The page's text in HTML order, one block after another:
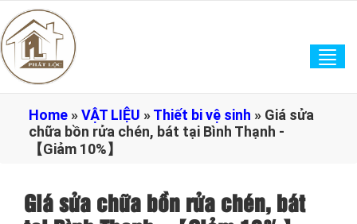
Home »VẬT LIỆU »Thiết bi vệ sinh » Giá sửa
chữa bồn rửa chén, bát tại Bình Thạnh -
【Giảm 10%】
Giá sửa chữa bồn rửa chén, bát